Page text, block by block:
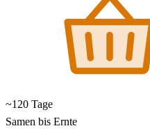
~120 Tage
Samen bis Ernte